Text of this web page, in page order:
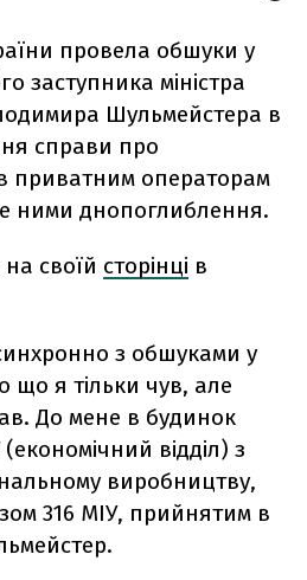
провела обшуки у
заступника міністра
Шульмейстера в
справи про
приватним операторам
ними днопоглиблення.
своїй сторінці в
з обшуками у
що я тільки чув, але
До мене в будинок
відділ) з
виробництву,
316 МІУ, прийнятим в